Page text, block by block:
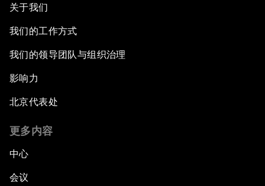
关于我们
我们的工作方式
我们的领导团队与组织治理
影响力
北京代表处
更多内容
中心
会议